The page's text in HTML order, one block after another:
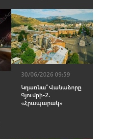
30/06/2026 09:59
Կդառնա՞ Վանաձորը
Գյումրի-2.
«Հրապարակ»